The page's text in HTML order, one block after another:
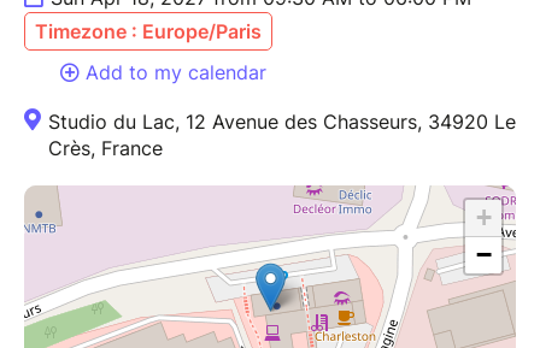
Prévoyez de venir avec votre pique-nique.
12 avenue des chasseurs, 34920, le Crès
Timezone : Europe/Paris
Add to my calendar
Studio du Lac, 12 Avenue des Chasseurs, 34920 Le
Crès, France
+
−